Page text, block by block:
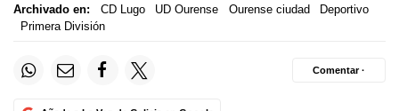
Archivado en: CD Lugo UD Ourense Ourense ciudad
Deportivo
Primera División
Comentar ·